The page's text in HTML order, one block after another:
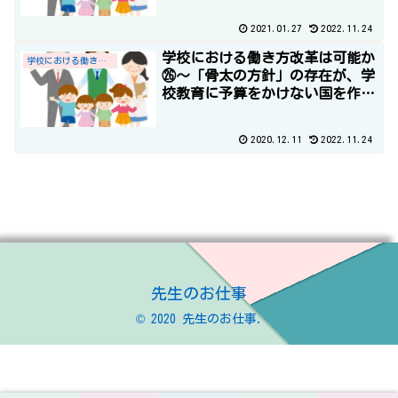
2021.01.27 2022.11.24
学校における働き方改革
学校における働き方改革は可能か
㉖～「骨太の方針」の存在が、学
校教育に予算をかけない国を作り
2020.12.11 2022.11.24
先生のお仕事
© 2020 先生のお仕事.